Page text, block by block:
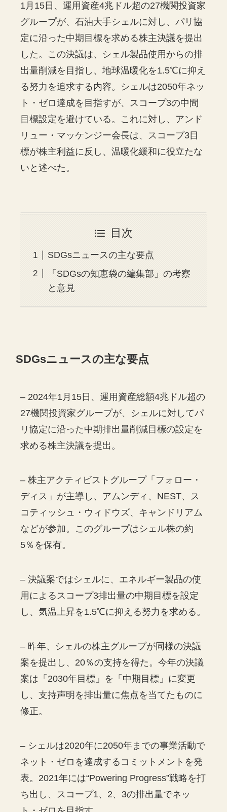
1月15日、運用資産4兆ドル超の27機関投資家
グループが、石油大手シェルに対し、パリ協
定に沿った中期目標を求める株主決議を提出
した。この決議は、シェル製品使用からの排
出量削減を目指し、地球温暖化を1.5℃に抑え
る努力を追求する内容。シェルは2050年ネッ
ト・ゼロ達成を目指すが、スコープ3の中間
目標設定を避けている。これに対し、アンド
リュー・マッケンジー会長は、スコープ3目
標が株主利益に反し、温暖化緩和に役立たな
いと述べた。
目次
SDGsニュースの主な要点
「SDGsの知恵袋の編集部」の考察
と意見
SDGsニュースの主な要点
– 2024年1月15日、運用資産総額4兆ドル超の
27機関投資家グループが、シェルに対してパ
リ協定に沿った中期排出量削減目標の設定を
求める株主決議を提出。
– 株主アクティビストグループ「フォロー・
ディス」が主導し、アムンディ、NEST、ス
コティッシュ・ウィドウズ、キャンドリアム
などが参加。このグループはシェル株の約
5％を保有。
– 決議案ではシェルに、エネルギー製品の使
用によるスコープ3排出量の中期目標を設定
し、気温上昇を1.5℃に抑える努力を求める。
– 昨年、シェルの株主グループが同様の決議
案を提出し、20％の支持を得た。今年の決議
案は「2030年目標」を「中期目標」に変更
し、支持声明を排出量に焦点を当てたものに
修正。
– シェルは2020年に2050年までの事業活動で
ネット・ゼロを達成するコミットメントを発
表。2021年には“Powering Progress”戦略を打
ち出し、スコープ1、2、3の排出量でネッ